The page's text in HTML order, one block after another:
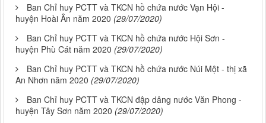
Ban Chỉ huy PCTT và TKCN hồ chứa nước Vạn Hội -
huyện Hoài Ân năm 2020 (29/07/2020)
Ban Chỉ huy PCTT và TKCN hồ chứa nước Hội Sơn -
huyện Phù Cát năm 2020 (29/07/2020)
Ban Chỉ huy PCTT và TKCN hồ chứa nước Núi Một - thị xã
An Nhơn năm 2020 (29/07/2020)
Ban Chỉ huy PCTT và TKCN đập dâng nước Văn Phong -
huyện Tây Sơn năm 2020 (29/07/2020)